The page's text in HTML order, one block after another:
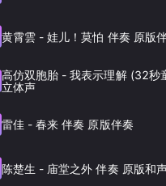
黄霄雲-娃儿！莫怕 伴奏 原版
高仿双胞胎 -我表示理解 (32秒
立体声
雷佳- 春来 伴奏 原版伴奏
陈楚生 - 庙堂之外 伴奏 原版和